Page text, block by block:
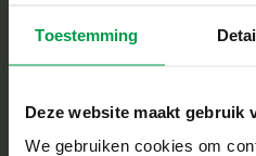
Toestemming
Deze website maakt gebruik
We gebruiken cookies om
Stimuleert fijne motoriek en
Perfect voor kinderen vanaf 3
+
Productnummer
Deel dit product